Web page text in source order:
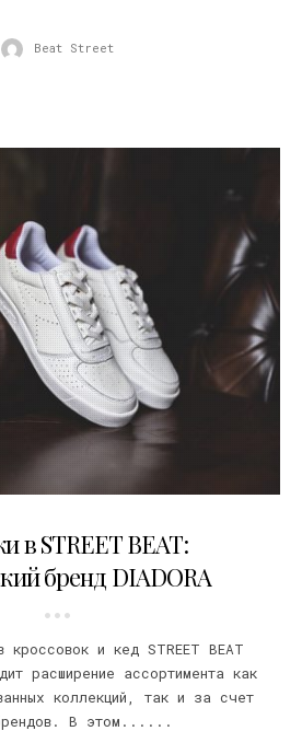
Beat Street
в STREET BEAT:
бренд DIADORA
кроссовок и кед STREET BEAT
расширение ассортимента как
коллекций, так и за счет
В этом......